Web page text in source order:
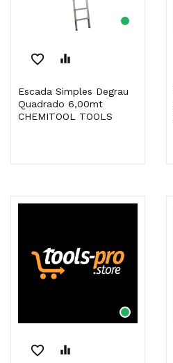
favorite_border equalizer
Escada Simples Degrau
Quadrado 6,00mt
CHEMITOOL TOOLS
favorite_border equalizer